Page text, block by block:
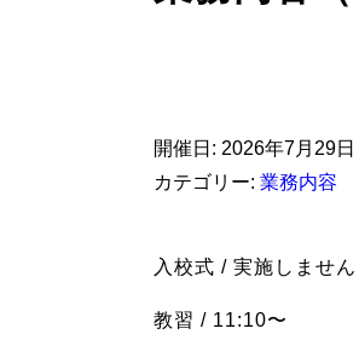
開催日: 2026年7月29日
カテゴリー: 業務内容
入校式 / 実施しません
教習 / 11:10〜